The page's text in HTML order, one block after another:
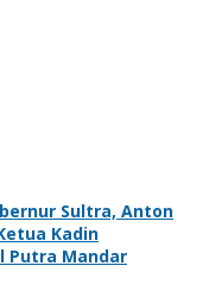
Sultra, Anton
Kadin
Putra Mandar